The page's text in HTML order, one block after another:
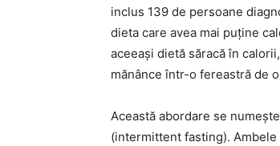
inclus 139 de persoane
dieta care avea mai puține
aceeași dietă săracă în
mănânce într-o fereastră de
Această abordare se
(intermittent fasting).